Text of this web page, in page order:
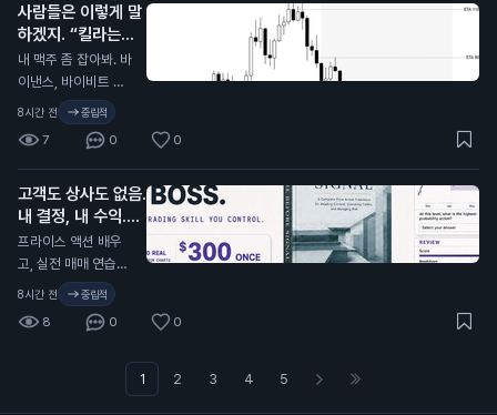
사람들은 이렇게 말
하겠지. “킬라는
BTC 롱을 2년이나
못 버틴다.”
N
내 맥주 좀 잡아봐. 바
이낸스, 바이비트 포
함 여러 거래소 펀딩
비가 8시간마다 리셋
될 때 평균 대략 0.0
1%다. 그럼 하루 0.0
3%, 주 0.21%, 대충
월 0.84%. 연으로 치
면 약 10.08%고, 매
일 0.03%가 유지된
다는 가정임. 지난 사
이클엔 펀딩이 아예
마이너스거나 0.0
꽤 있었음. 그래서 실
8시간 전 중립적
7 0 0
고객도 상사도 없음.
내 결정, 내 수익.
N
프라이스 액션 배우
고, 실전 매매 연습하
고, 내가 컨트롤하는
트레이딩 비즈니스 만
들기. • 책 + 실제 BT
00, 평생 이용 • 차트
8시간 전 중립적
8 0 0
1 2 3 4 5